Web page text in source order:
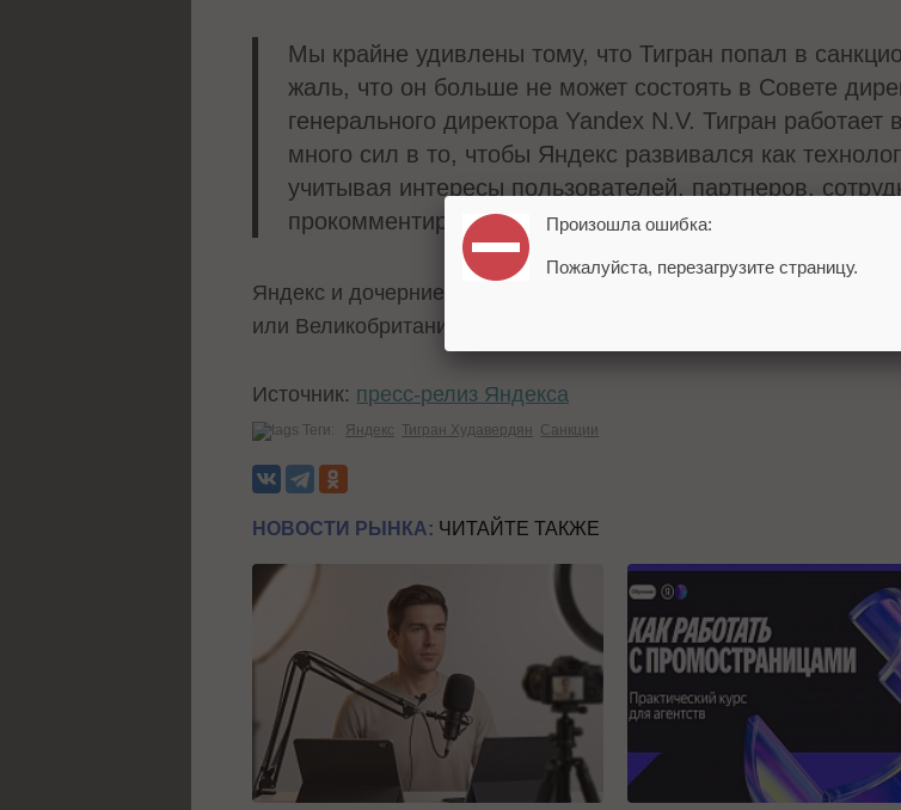
Мы крайне удивлены тому, что Тигран попал в
жаль, что он больше не может состоять в Совете
генерального директора Yandex N.V. Тигран
много сил в то, чтобы Яндекс развивался как
учитывая интересы пользователей, партнеров,
прокомментировал председатель совета директоров
Яндекс и дочерние предприятия группы компаний не были
или Великобритании.
Источник: пресс-релиз Яндекса
Теги: Яндекс Тигран Худавердян Санкции
НОВОСТИ РЫНКА: ЧИТАЙТЕ ТАКЖЕ
Произошла ошибка:
Пожалуйста, перезагрузите страницу.